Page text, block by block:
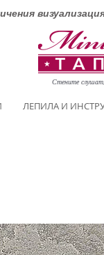
Стените
ЛЕПИЛА И